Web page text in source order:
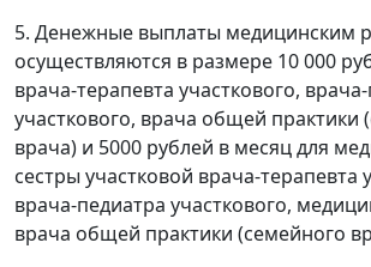
5. Денежные выплаты медицинским
осуществляются в размере 10 000
врача-терапевта участкового,
участкового, врача общей практики
врача) и 5000 рублей в месяц для
сестры участковой врача-терапевта
врача-педиатра участкового,
врача общей практики (семейного